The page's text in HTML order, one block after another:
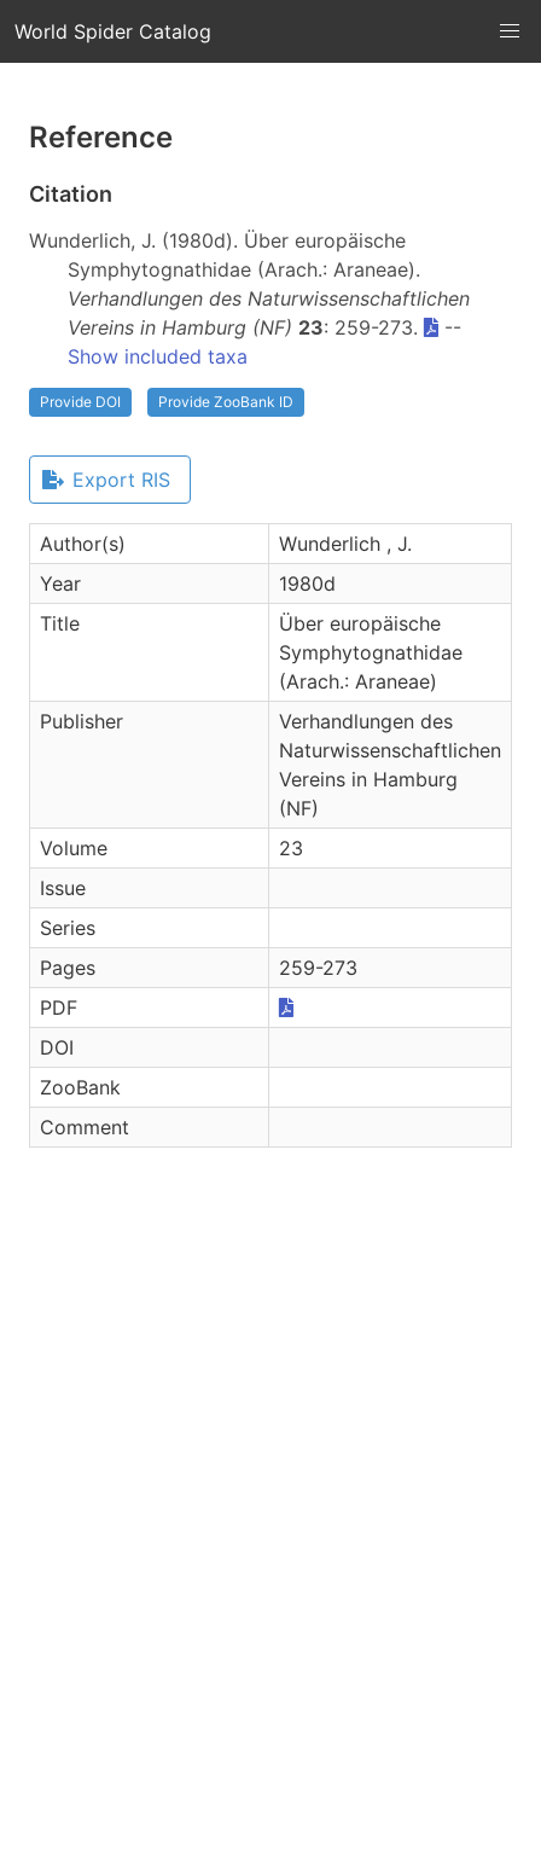
World Spider Catalog
Reference
Citation
Wunderlich, J. (1980d). Über europäische
Symphytognathidae (Arach.: Araneae).
Verhandlungen des Naturwissenschaftlichen
Vereins in Hamburg (NF) 23: 259-273.
--
Show included taxa
Provide DOI Provide ZooBank ID
Export RIS
Author(s)
Wunderlich , J.
Year
1980d
Title
Über europäische
Symphytognathidae
(Arach.: Araneae)
Publisher
Verhandlungen des
Naturwissenschaftlichen
Vereins in Hamburg
(NF)
Volume
23
Issue
Series
Pages
259-273
PDF
DOI
ZooBank
Comment